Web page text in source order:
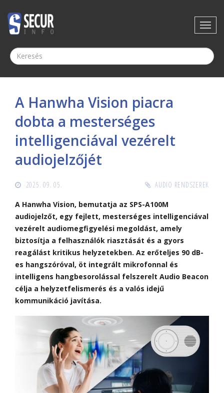
A Hanwha Vision piacra
dobta a mesterséges
intelligenciával vezérelt
audiojelzőjét
2025. 09. 05. AUDIO RENDSZEREK
A Hanwha Vision, bemutatja az SPS-A100M
audiojelzőt, egy fejlett, mesterséges intelligenciával
vezérelt audiomegfigyelési megoldást, amely
biztosítja a felhasználók riasztását és a gyors
reagálást kritikus helyzetekben. Az erőteljes 90 dB-
es hangszóróval, öt integrált mikrofonnal és
intelligens hangbesorolással felszerelt Audio Beacon
célja a helyzetfelismerés és a valós idejű
kommunikáció javítása.